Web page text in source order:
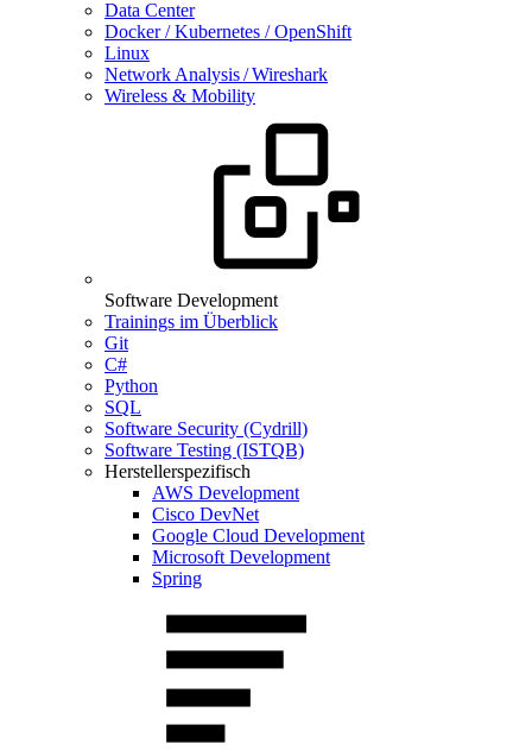
Data Center
Docker / Kubernetes / OpenShift
Linux
Network Analysis / Wireshark
Wireless & Mobility
Software Development
Trainings im Überblick
Git
C#
Python
SQL
Software Security (Cydrill)
Software Testing (ISTQB)
Herstellerspezifisch
AWS Development
Cisco DevNet
Google Cloud Development
Microsoft Development
Spring